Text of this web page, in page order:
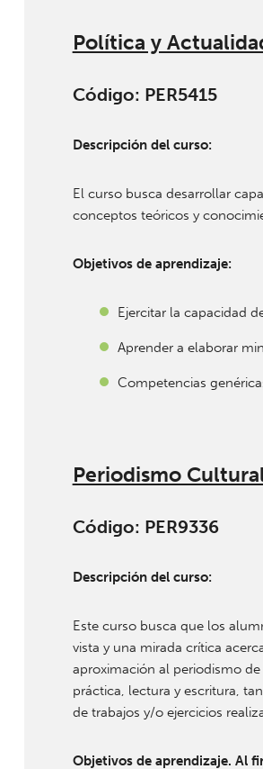
Política y
Código: PER5415
Descripción del curso:
El curso busca desarrollar
conceptos teóricos y
Objetivos de aprendizaje:
Ejercitar la capacidad
Aprender a elaborar
Competencias
Periodismo
Código: PER9336
Descripción del curso:
Este curso busca que los
vista y una mirada crítica
aproximación al periodismo
práctica, lectura y escritura,
de trabajos y/o ejercicios
Objetivos de aprendizaje. Al